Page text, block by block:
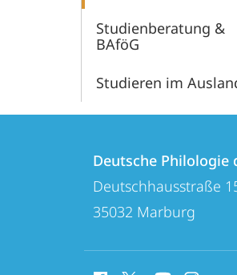
Studienberatung &
BAföG
Studieren im
Informationen
Deutsche
Philologie
des
Mittelalters
Deutsche
Deutschhausstraße
35032 Marburg